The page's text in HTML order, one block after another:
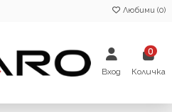
Любими (0)
Вход
0
Количка